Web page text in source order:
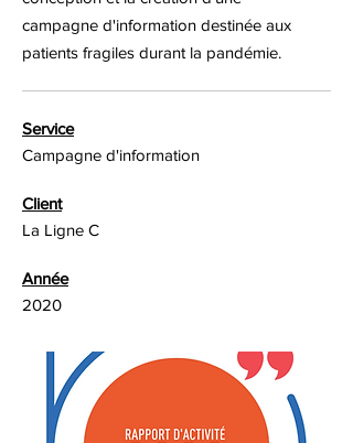
campagne d'information destinée aux
patients fragiles durant la pandémie.
Service
Campagne d'information
Client
La Ligne C
Année
2020